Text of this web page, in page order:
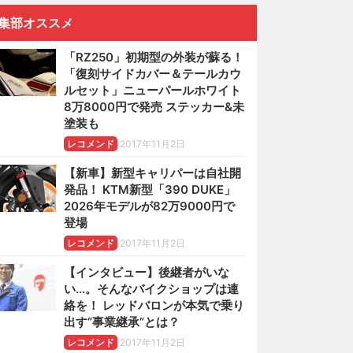
部オススメ
「RZ250」初期型の外装が蘇る！
「復刻サイドカバー＆テールカウ
ルセット」ニューパールホワイト
8万8000円で発売 ステッカー&未
塗装も
レコメンド 2017年11月2日
【新車】新型キャリパーは自社開
発品！ KTM新型「390 DUKE」
2026年モデルが82万9000円で
登場
レコメンド 2017年11月2日
【インタビュー】後継者がいな
い…。そんなバイクショップは連
絡を！ レッドバロンが本気で乗り
出す“事業継承”とは？
レコメンド 2017年11月2日